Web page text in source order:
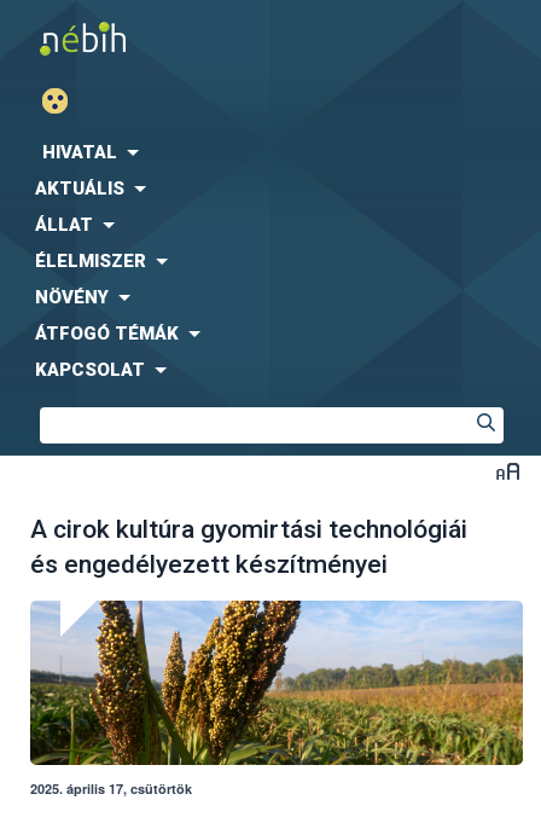
HIVATAL
AKTUÁLIS
ÁLLAT
ÉLELMISZER
NÖVÉNY
ÁTFOGÓ TÉMÁK
KAPCSOLAT
A cirok kultúra gyomirtási technológiái
és engedélyezett készítményei
2025. április 17, csütörtök